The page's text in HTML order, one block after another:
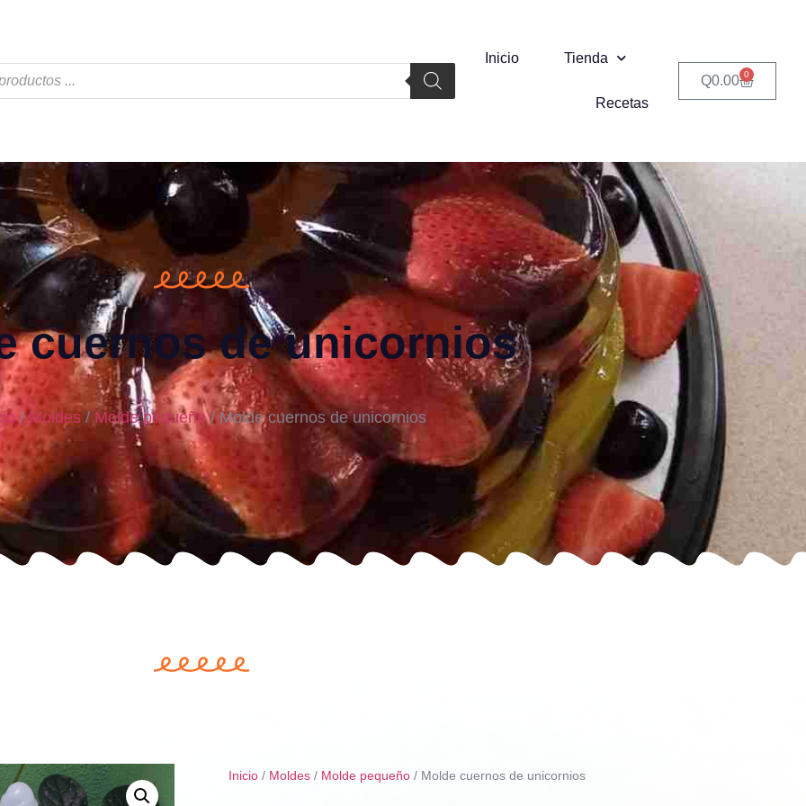
Inicio Tienda
Recetas
Q0.00 0
cuernos de unicornios
/Moldes/ Molde pequeño/ Molde cuernos de unicornios
Inicio / Moldes / Molde pequeño / Molde cuernos de unicornios